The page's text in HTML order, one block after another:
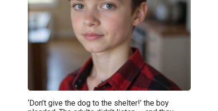
‘Don’t give the dog to the shelter!’ the boy